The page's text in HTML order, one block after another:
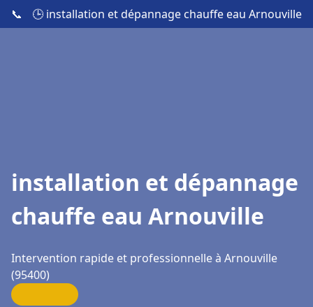
📞 🕒 installation et dépannage chauffe eau Arnouville
installation et dépannage
chauffe eau Arnouville
Intervention rapide et professionnelle à Arnouville
(95400)